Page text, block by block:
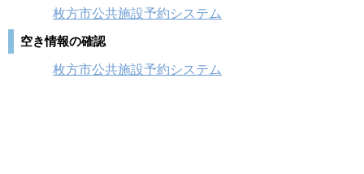
枚方市公共施設予約システム
空き情報の確認
枚方市公共施設予約システム